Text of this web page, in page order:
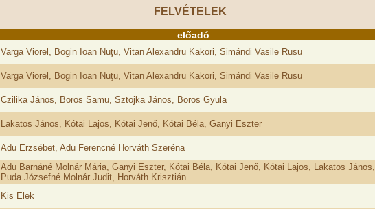
FELVÉTELEK
előadó
Varga Viorel, Bogin Ioan Nuţu, Vitan Alexandru Kakori, Simándi Vasile Rusu
Varga Viorel, Bogin Ioan Nuţu, Vitan Alexandru Kakori, Simándi Vasile Rusu
Czilika János, Boros Samu, Sztojka János, Boros Gyula
Lakatos János, Kótai Lajos, Kótai Jenő, Kótai Béla, Ganyi Eszter
Adu Erzsébet, Adu Ferencné Horváth Szeréna
Adu Barnáné Molnár Mária, Ganyi Eszter, Kótai Béla, Kótai Jenő, Kótai Lajos, Lakatos János,
Puda Józsefné Molnár Judit, Horváth Krisztián
Kis Elek